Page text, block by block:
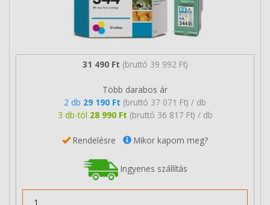
31 490 Ft (bruttó 39 992 Ft)
Több darabos ár
2 db 29 190 Ft (bruttó 37 071 Ft) / db
3 db-tól 28 990 Ft (bruttó 36 817 Ft) / db
Rendelésre Mikor kapom meg?
Ingyenes szállítás